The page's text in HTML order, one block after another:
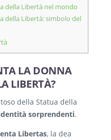
della Libertà nel mondo
della Libertà: simbolo del
LA DONNA
LIBERTÀ?
della Statua della
sorprendenti.
Libertas, la dea